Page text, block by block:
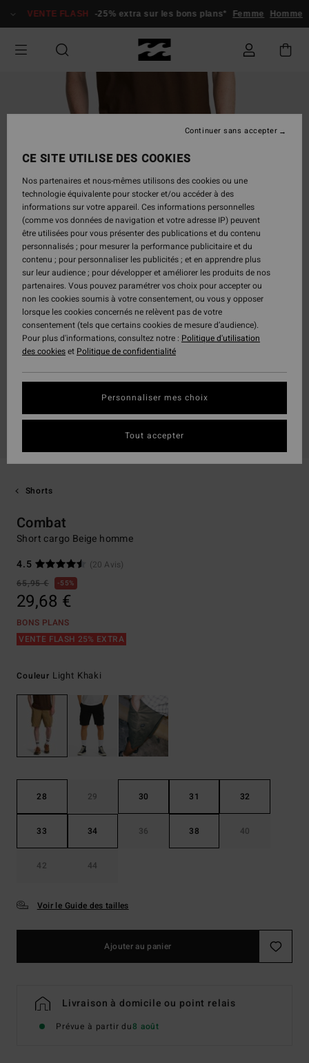
VENTE FLASH -25% extra sur les bons plans* Femme Homme
Shorts
Combat
Short cargo Beige homme
4.5
(20 Avis)
65,95 €
55%
29,68 €
BONS PLANS
VENTE FLASH 25% EXTRA
Couleur Light Khaki
28 29 30 31 32
33 34 36 38 40
42 44
Voir le Guide des tailles
Ajouter au panier
Livraison à domicile ou point relais
Prévue à partir du8 août
CE SITE UTILISE DES COOKIES
Nos partenaires et nous-mêmes utilisons des cookies ou une
technologie équivalente pour stocker et/ou accéder à des
informations sur votre appareil. Ces informations personnelles
(comme vos données de navigation et votre adresse IP) peuvent
être utilisées pour vous présenter des publications et du contenu
personnalisés ; pour mesurer la performance publicitaire et du
contenu ; pour personnaliser les publicités ; et en apprendre plus
sur leur audience ; pour développer et améliorer les produits de nos
partenaires. Vous pouvez paramétrer vos choix pour accepter ou
non les cookies soumis à votre consentement, ou vous y opposer
lorsque les cookies concernés ne relèvent pas de votre
consentement (tels que certains cookies de mesure d’audience).
Pour plus d'informations, consultez notre : Politique d'utilisation
des cookieset Politique de confidentialité
Personnaliser mes choix
Continuer sans accepter
Tout accepter